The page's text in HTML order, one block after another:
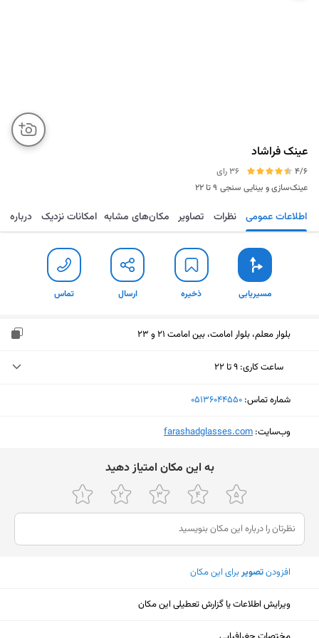
عینک فراشاد
4/6
36 رای
عینک‌سازی و بینایی سنجی ۹ تا ۲۲
مسیریابی ذخیره ارسال تماس اطلاعات عمومی نظرات تصاویر مکان‌های مشابه امکانات نزدیک درباره
مسیریابی ذخیره ارسال تماس
بلوار معلم، بلوار امامت، بین امامت 21 و 23
ساعت کاری: ۹ تا ۲۲
دوشنبه (امروز)
جمعه
۱۰ تا ۱۴ - ۱۷ تا ۲۰
شنبه
۹ تا ۲۲
یکشنبه
شماره تماس: ‎05136044550
وب‌سایت: ‎farashadglasses.com
ﺑﻪ اﯾﻦ ﻣﮑﺎن اﻣﺘﯿﺎز دﻫﯿﺪ
افزودنتصویربرای این مکان
ویرایش اطلاعات یا گزارش تعطیلی این مکان